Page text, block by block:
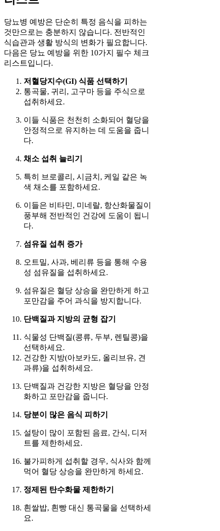
당뇨병 예방은 단순히 특정 음식을 피하는
것만으로는 충분하지 않습니다. 전반적인
식습관과 생활 방식의 변화가 필요합니다.
다음은 당뇨 예방을 위한 10가지 필수 체크
리스트입니다.
저혈당지수(GI) 식품 선택하기
통곡물, 귀리, 고구마 등을 주식으로
섭취하세요.
이들 식품은 천천히 소화되어 혈당을
안정적으로 유지하는 데 도움을 줍니
다.
채소 섭취 늘리기
특히 브로콜리, 시금치, 케일 같은 녹
색 채소를 포함하세요.
이들은 비타민, 미네랄, 항산화물질이
풍부해 전반적인 건강에 도움이 됩니
다.
섬유질 섭취 증가
오트밀, 사과, 베리류 등을 통해 수용
성 섬유질을 섭취하세요.
섬유질은 혈당 상승을 완만하게 하고
포만감을 주어 과식을 방지합니다.
단백질과 지방의 균형 잡기
식물성 단백질(콩류, 두부, 렌틸콩)을
선택하세요.
건강한 지방(아보카도, 올리브유, 견
과류)을 섭취하세요.
단백질과 건강한 지방은 혈당을 안정
화하고 포만감을 줍니다.
당분이 많은 음식 피하기
설탕이 많이 포함된 음료, 간식, 디저
트를 제한하세요.
불가피하게 섭취할 경우, 식사와 함께
먹어 혈당 상승을 완만하게 하세요.
정제된 탄수화물 제한하기
흰쌀밥, 흰빵 대신 통곡물을 선택하세
요.